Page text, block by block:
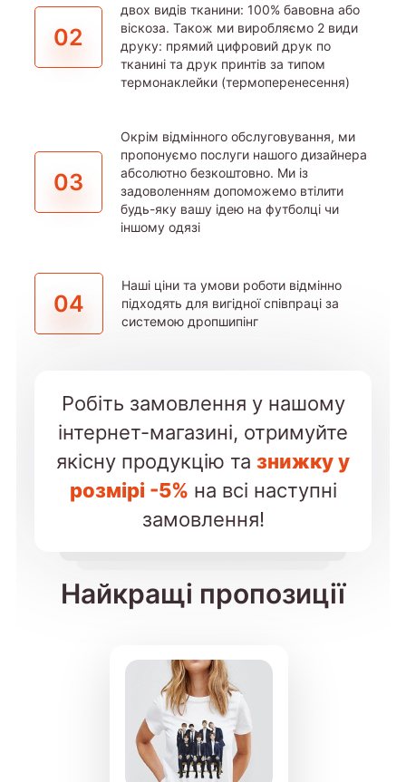
02
двох видів тканини: 100% бавовна або
віскоза. Також ми виробляємо 2 види
друку: прямий цифровий друк по
тканині та друк принтів за типом
термонаклейки (термоперенесення)
03
Окрім відмінного обслуговування, ми
пропонуємо послуги нашого дизайнера
абсолютно безкоштовно. Ми із
задоволенням допоможемо втілити
будь-яку вашу ідею на футболці чи
іншому одязі
04
Наші ціни та умови роботи відмінно
підходять для вигідної співпраці за
системою дропшипінг
Робіть замовлення у нашому
інтернет-магазині, отримуйте
якісну продукцію та знижку у
розмірі -5% на всі наступні
замовлення!
Найкращі пропозиції